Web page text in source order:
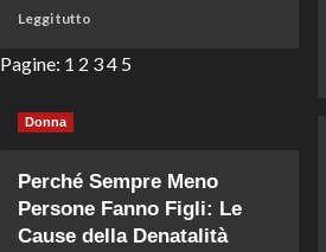
Leggi tutto
più
quadri
Pippa
Middleton:
Pagine: 1 2 34 5
Donna
Perché Sempre Meno
Persone Fanno Figli: Le
Cause della Denatalità